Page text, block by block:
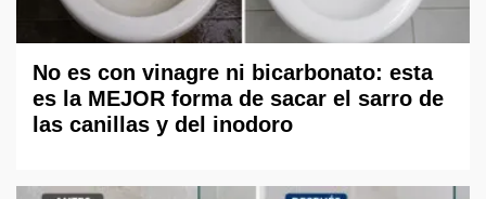
No es con vinagre ni bicarbonato: esta
es la MEJOR forma de sacar el sarro de
las canillas y del inodoro